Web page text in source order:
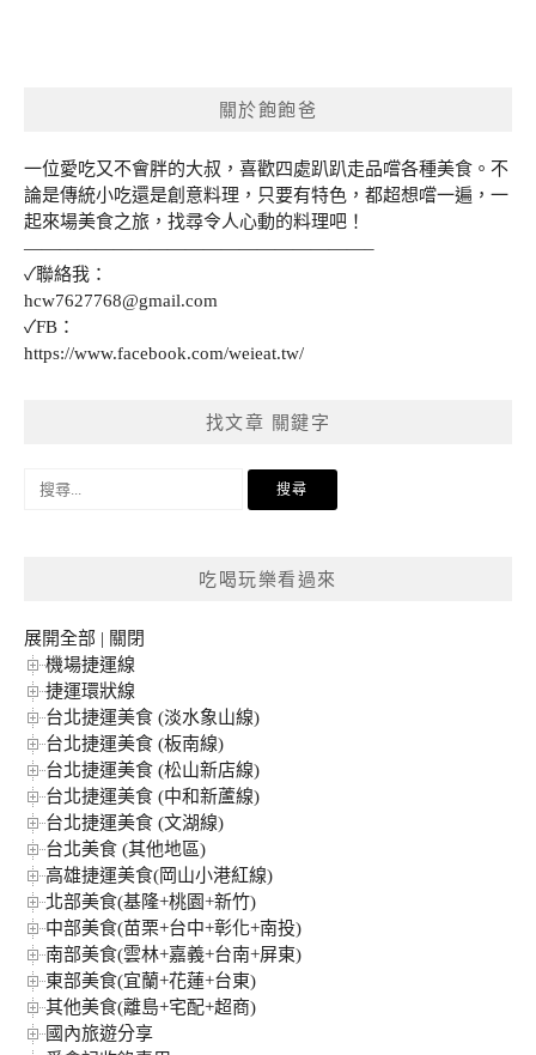
關於飽飽爸
一位愛吃又不會胖的大叔，喜歡四處趴趴走品嚐各種美食。不
論是傳統小吃還是創意料理，只要有特色，都超想嚐一遍，一
起來場美食之旅，找尋令人心動的料理吧！
———————————————————–
✓聯絡我：
hcw7627768@gmail.com
✓FB：
https://www.facebook.com/weieat.tw/
找文章 關鍵字
搜
吃喝玩樂看過來
展開全部 | 關閉
機場捷運線
捷運環狀線
台北捷運美食 (淡水象山線)
台北捷運美食 (板南線)
台北捷運美食 (松山新店線)
台北捷運美食 (中和新蘆線)
台北捷運美食 (文湖線)
台北美食 (其他地區)
高雄捷運美食(岡山小港紅線)
北部美食(基隆+桃園+新竹)
中部美食(苗栗+台中+彰化+南投)
南部美食(雲林+嘉義+台南+屏東)
東部美食(宜蘭+花蓮+台東)
其他美食(離島+宅配+超商)
國內旅遊分享